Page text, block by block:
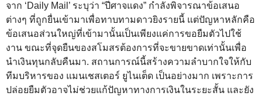
จาก ‘Daily Mail’ ระบุว่า “ปีศาจแดง” กำลังพิจารณาข้อเสนอ
ต่างๆ ที่ถูกยื่นเข้ามาเพื่อทาบทามดาวยิงรายนี้ แต่ปัญหาหลักคือ
ข้อเสนอส่วนใหญ่ที่เข้ามานั้นเป็นเพียงแค่การขอยืมตัวไปใช้
งาน ขณะที่จุดยืนของสโมสรต้องการที่จะขายขาดเท่านั้นเพื่อ
นำเงินทุนกลับคืนมา. สถานการณ์นี้สร้างความลำบากใจให้กับ
ทีมบริหารของ แมนเชสเตอร์ ยูไนเต็ด เป็นอย่างมาก เพราะการ
ปล่อยยืมตัวอาจไม่ช่วยแก้ปัญหาทางการเงินในระยะสั้น และยัง